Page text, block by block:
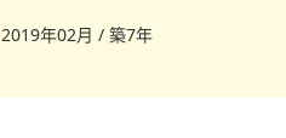
2019年02月 / 築7年